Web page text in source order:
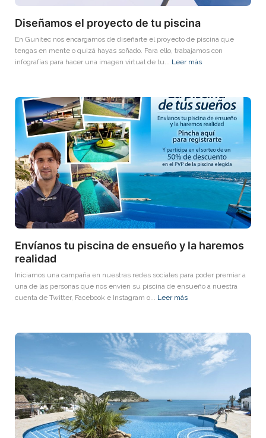
Diseñamos el proyecto de tu piscina
En Gunitec nos encargamos de diseñarte el proyecto de piscina que
tengas en mente o quizá hayas soñado. Para ello, trabajamos con
infografías para hacer una imagen virtual de tu... Leer más
Envíanos tu piscina de ensueño y la haremos
realidad
Iniciamos una campaña en nuestras redes sociales para poder premiar a
una de las personas que nos envíen su piscina de ensueño a nuestra
cuenta de Twitter, Facebook e Instagram o... Leer más